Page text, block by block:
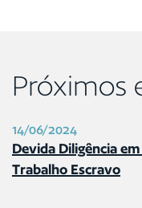
Próximos
14/06/2024
Devida Diligência
Trabalho Escravo